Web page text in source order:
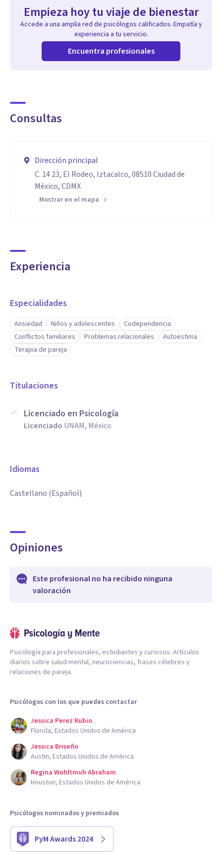
Empieza hoy tu viaje de bienestar
Accede a una amplia red de psicólogos calificados. Empatía y
experiencia a tu servicio.
Encuentra profesionales
Consultas
Dirección principal
C. 14 23, El Rodeo, Iztacalco, 08510 Ciudad de
México, CDMX
Mostrar en el mapa
Experiencia
Especialidades
Ansiedad Niños y adolescentes
Codependencia
Conflictos familiares
Problemas relacionales
Autoestima
Terapia de pareja
Titulaciones
Licenciado en Psicología
Licenciado UNAM, México
Idiomas
Castellano (Español)
Opiniones
Este profesional no ha recibido ninguna
valoración
Psicología para profesionales, estudiantes y curiosos. Artículos
diarios sobre salud mental, neurociencias, frases célebres y
relaciones de pareja.
Psicólogos con los que puedes contactar
Jessica Perez Rubio
Florida, Estados Unidos de América
Jessica Briseño
Austin, Estados Unidos de América
Regina Wohltmuh Abraham
Houston, Estados Unidos de América
Psicólogos nominados y premiados
PyM Awards 2024